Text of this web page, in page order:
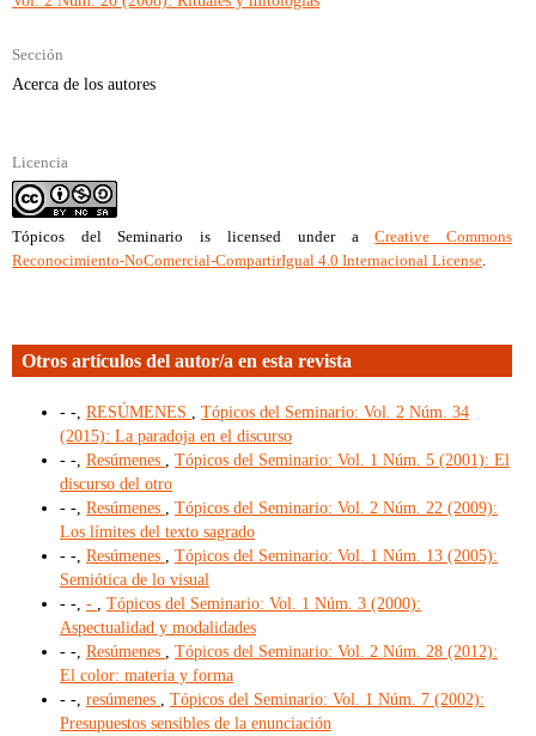
Sección
Acerca de los autores
Licencia
Tópicos del Seminario is licensed under aCreative Commons
Reconocimiento-NoComercial-CompartirIgual 4.0 Internacional License.
Otros artículos del autor/a en esta revista
- -, RESÚMENES
Tópicos del Seminario: Vol. 2 Núm. 34
(2015): La paradoja en el discurso
- -, Resúmenes
Tópicos del Seminario: Vol. 1 Núm. 5 (2001): El
discurso del otro
- -, Resúmenes
Tópicos del Seminario: Vol. 2 Núm. 22 (2009):
Los límites del texto sagrado
- -, Resúmenes
Tópicos del Seminario: Vol. 1 Núm. 13 (2005):
Semiótica de lo visual
- -, -
Tópicos del Seminario: Vol. 1 Núm. 3 (2000):
Aspectualidad y modalidades
- -, Resúmenes
Tópicos del Seminario: Vol. 2 Núm. 28 (2012):
El color: materia y forma
- -, resúmenes
Tópicos del Seminario: Vol. 1 Núm. 7 (2002):
Presupuestos sensibles de la enunciación